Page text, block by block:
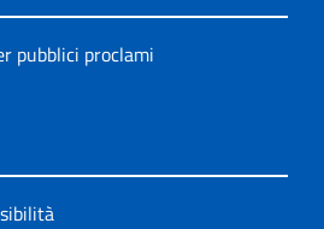
pubblici proclami